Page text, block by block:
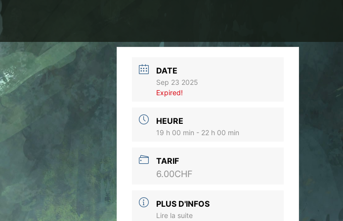
DATE
Sep 23 2025
Expired!
HEURE
19 h 00 min - 22 h 00 min
TARIF
6.00CHF
PLUS D'INFOS
Lire la suite